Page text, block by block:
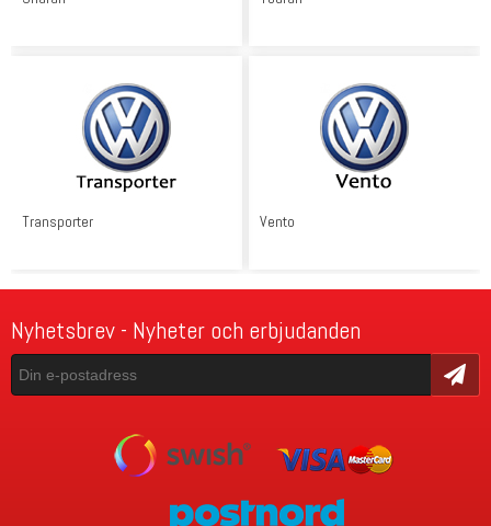
Transporter Vento
Nyhetsbrev - Nyheter och erbjudanden
Skicka